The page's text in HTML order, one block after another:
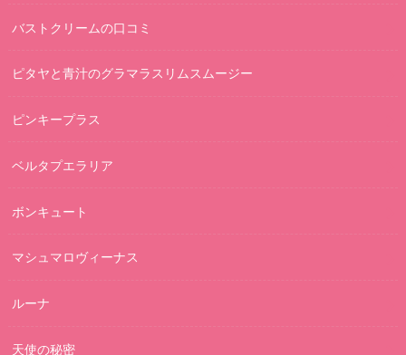
バストクリームの口コミ
ピタヤと青汁のグラマラスリムスムージー
ピンキープラス
ベルタプエラリア
ボンキュート
マシュマロヴィーナス
ルーナ
天使の秘密